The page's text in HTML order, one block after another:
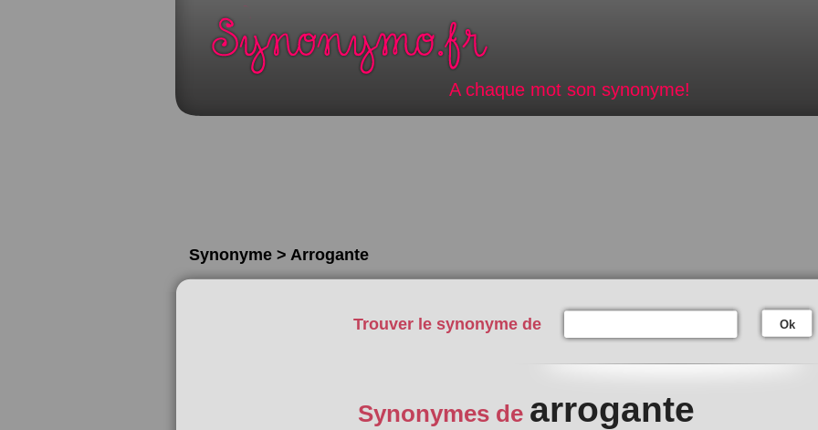
A chaque mot son synonyme!
Synonyme > Arrogante
Trouver le synonyme de Ok
Synonymes de arrogante